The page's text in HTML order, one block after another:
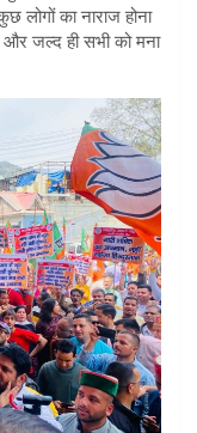
लोगों का नाराज होना
और जल्द ही सभी को मना